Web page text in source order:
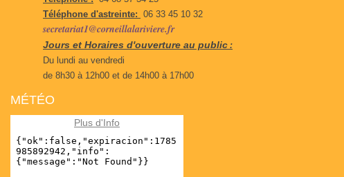
Téléphone d'astreinte: 06 33 45 10 32
secretariat1@corneillalariviere.fr
Jours et Horaires d'ouverture au public :
Du lundi au vendredi
de 8h30 à 12h00 et de 14h00 à 17h00
MÉTÉO
Plus d'Info